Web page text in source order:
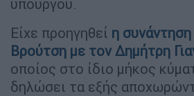
υπουργού.
Είχε προηγηθεί η συνάντηση
Βρούτση με τον Δημήτρη
οποίος στο ίδιο μήκος
δηλώσει τα εξής